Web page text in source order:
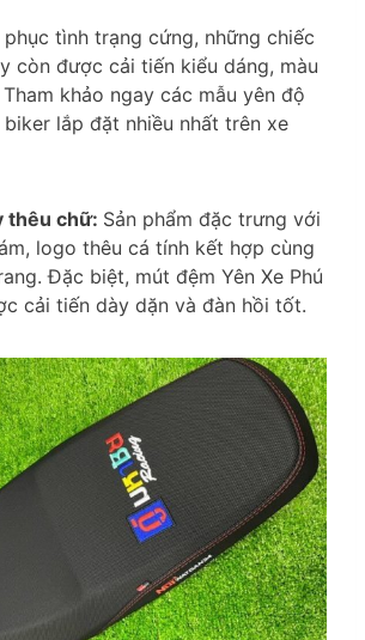
phục tình trạng cứng, những chiếc
còn được cải tiến kiểu dáng, màu
khảo ngay các mẫu yên độ
lắp đặt nhiều nhất trên xe
thêu chữ: Sản phẩm đặc trưng với
logo thêu cá tính kết hợp cùng
Đặc biệt, mút đệm Yên Xe Phú
cải tiến dày dặn và đàn hồi tốt.